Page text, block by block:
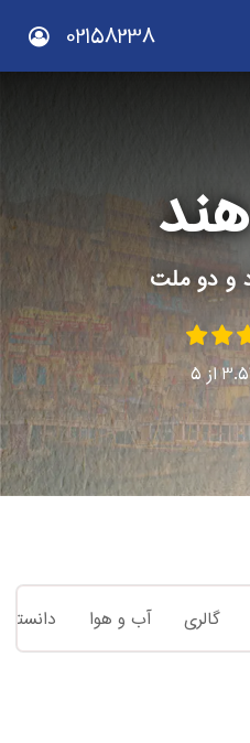
02158238
و دو ملت
از5
گالری آب و هوا